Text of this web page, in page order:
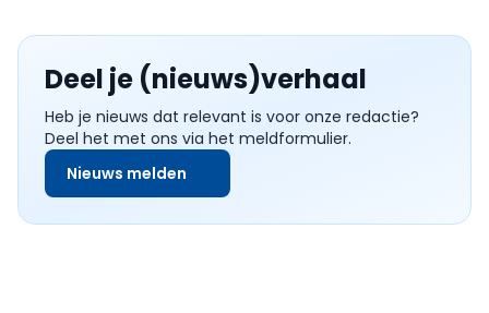
Deel je (nieuws)verhaal
Heb je nieuws dat relevant is voor onze redactie?
Deel het met ons via het meldformulier.
Nieuws melden